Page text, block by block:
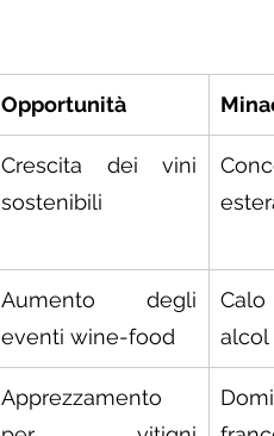
Opportunità
Crescita dei vini
sostenibili
Aumento degli
eventi wine-food
alcol
Apprezzamento